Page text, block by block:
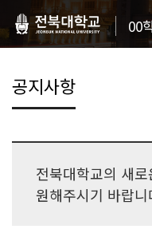
00
공지사항
전북대학교의 새
원해주시기 바랍니